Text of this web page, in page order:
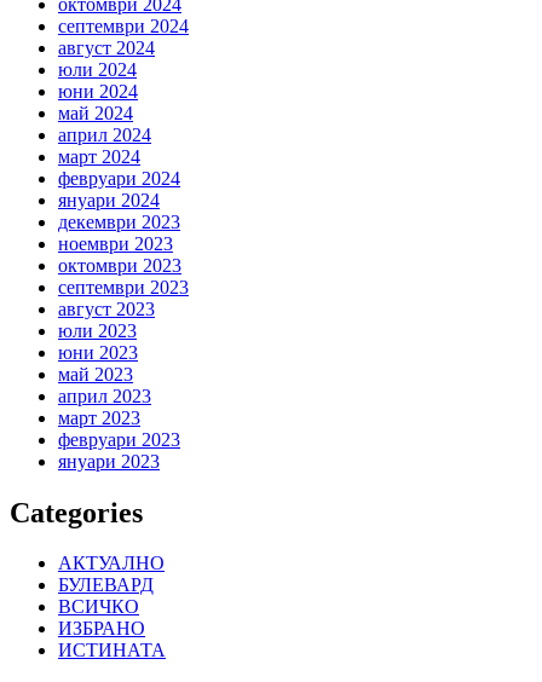
септември 2024
август 2024
юли 2024
юни 2024
май 2024
април 2024
март 2024
февруари 2024
януари 2024
декември 2023
ноември 2023
октомври 2023
септември 2023
август 2023
юли 2023
юни 2023
май 2023
април 2023
март 2023
февруари 2023
януари 2023
Categories
АКТУАЛНО
БУЛЕВАРД
ВСИЧКО
ИЗБРАНО
ИСТИНАТА